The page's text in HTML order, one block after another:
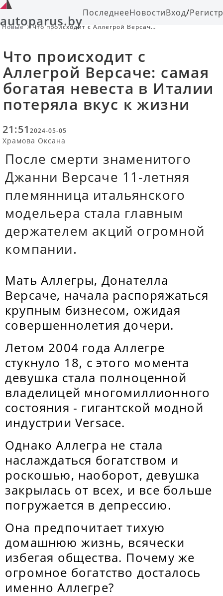
autoparus.byПоследнееНовостиВход/
Новые
Что происходит с Аллегрой Версаче:
Что происходит с
Аллегрой Версаче: самая
богатая невеста в Италии
потеряла вкус к жизни
21:51 2024-05-05
Храмова Оксана
После смерти знаменитого
Джанни Версаче 11-летняя
племянница итальянского
модельера стала главным
держателем акций огромной
компании.
Мать Аллегры, Донателла
Версаче, начала распоряжаться
крупным бизнесом, ожидая
совершеннолетия дочери.
Летом 2004 года Аллегре
стукнуло 18, с этого момента
девушка стала полноценной
владелицей многомиллионного
состояния - гигантской модной
индустрии Versace.
Однако Аллегра не стала
наслаждаться богатством и
роскошью, наоборот, девушка
закрылась от всех, и все больше
погружается в депрессию.
Она предпочитает тихую
домашнюю жизнь, всячески
избегая общества. Почему же
огромное богатство досталось
именно Аллегре?